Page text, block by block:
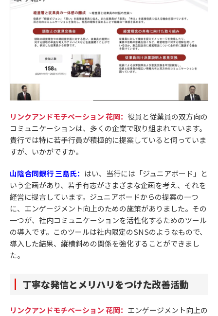
リンクアンドモチベーション 花岡： 役員と従業員の双方向の
コミュニケーションは、多くの企業で取り組まれています。
貴行では特に若手行員が積極的に提案していると伺っていま
すが、いかがですか。
山陰合同銀行 三島氏： はい、当行には「ジュニアボード」と
いう企画があり、若手有志がさまざまな企画を考え、それを
経営に提言しています。ジュニアボードからの提案の一つ
に、エンゲージメント向上のための施策がありました。その
一つが、社内コミュニケーションを活性化するためのツール
の導入です。このツールは社内限定のSNSのようなもので、
導入した結果、縦横斜めの関係を強化することができまし
た。
丁寧な発信とメリハリをつけた改善活動
リンクアンドモチベーション 花岡： エンゲージメント向上の